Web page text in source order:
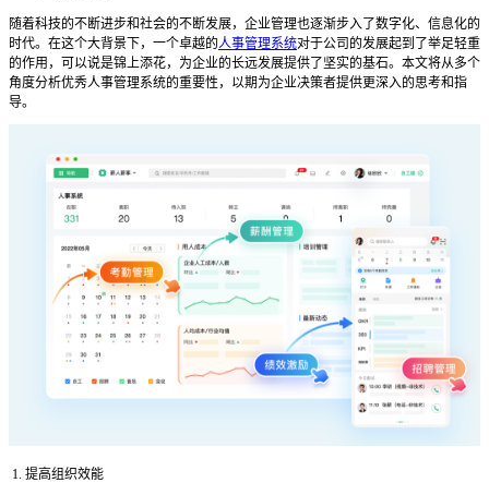
随着科技的不断进步和社会的不断发展，企业管理也逐渐步入了数字化、信息化的
时代。在这个大背景下，一个卓越的人事管理系统对于公司的发展起到了举足轻重
的作用，可以说是锦上添花，为企业的长远发展提供了坚实的基石。本文将从多个
角度分析优秀人事管理系统的重要性，以期为企业决策者提供更深入的思考和指
导。
1. 提高组织效能